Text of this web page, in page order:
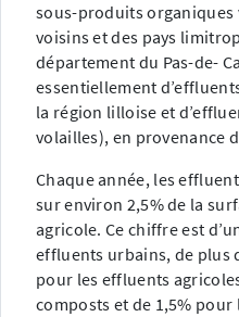
sous-produits organiques
voisins et des pays
département du Pas-de-
essentiellement
la région lilloise et
volailles), en provenance
Chaque année, les
sur environ 2,5% de la
agricole. Ce chiffre est
effluents urbains, de plus
pour les effluents
composts et de 1,5% pour